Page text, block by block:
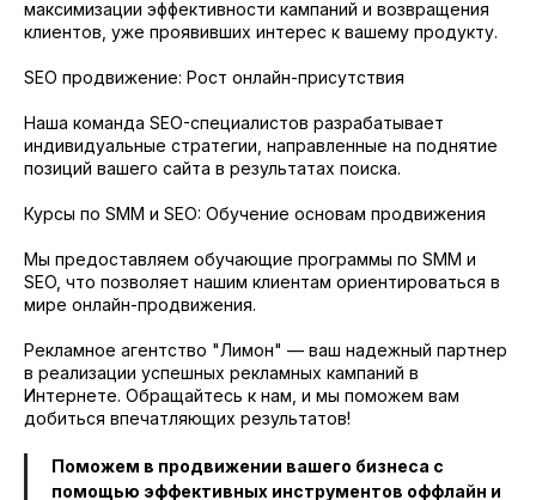
максимизации эффективности кампаний и возвращения
клиентов, уже проявивших интерес к вашему продукту.
SEO продвижение: Рост онлайн-присутствия
Наша команда SEO-специалистов разрабатывает
индивидуальные стратегии, направленные на поднятие
позиций вашего сайта в результатах поиска.
Курсы по SMM и SEO: Обучение основам продвижения
Мы предоставляем обучающие программы по SMM и
SEO, что позволяет нашим клиентам ориентироваться в
мире онлайн-продвижения.
Рекламное агентство "Лимон" — ваш надежный партнер
в реализации успешных рекламных кампаний в
Интернете. Обращайтесь к нам, и мы поможем вам
добиться впечатляющих результатов!
Поможем в продвижении вашего бизнеса с
помощью эффективных инструментов оффлайн и